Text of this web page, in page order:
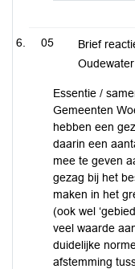
05
Brief
Essentie /
Gemeenten
hebben een
daarin een
mee te geven
gezag bij het
maken in het
(ook wel
veel waarde
duidelijke
afstemming